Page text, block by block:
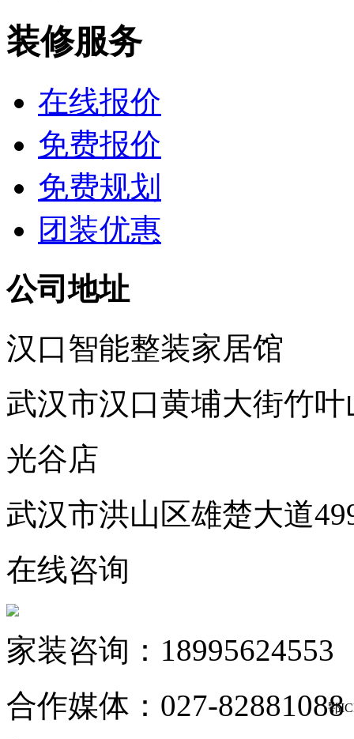
装修服务
在线报价
免费报价
免费规划
团装优惠
公司地址
汉口智能整装家居馆
武汉市汉口黄埔大街竹
光谷店
武汉市洪山区雄楚大道
在线咨询
家装咨询：18995624553
合作媒体：027-82881088
鄂